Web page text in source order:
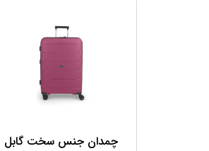
چمدان جنس سخت گابل